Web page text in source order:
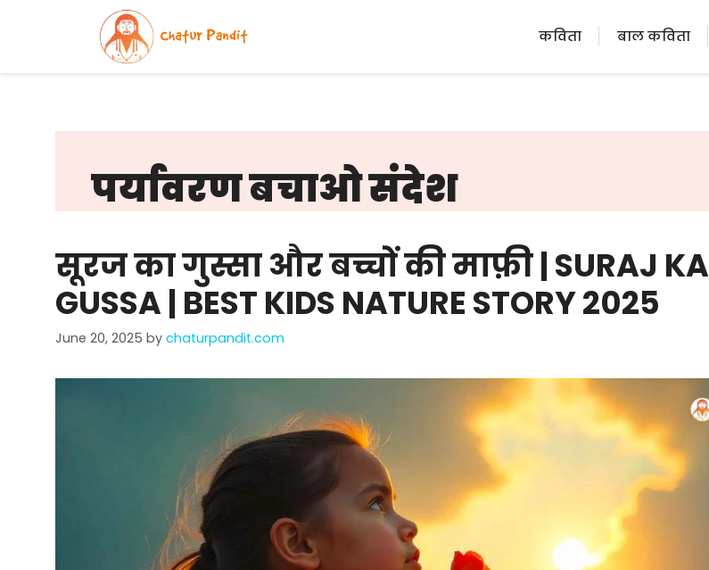
कविता बाल कविता
पर्यावरण बचाओ संदेश
सूरज का गुस्सा और बच्चों की माफ़ी | SURAJ KA
GUSSA | BEST KIDS NATURE STORY 2025
June 20, 2025 by chaturpandit.com